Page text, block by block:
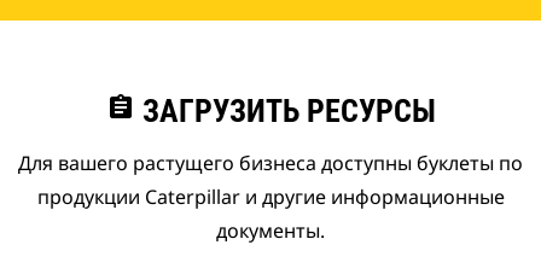
assignment ЗАГРУЗИТЬ РЕСУРСЫ
Для вашего растущего бизнеса доступны буклеты по
продукции Caterpillar и другие информационные
документы.